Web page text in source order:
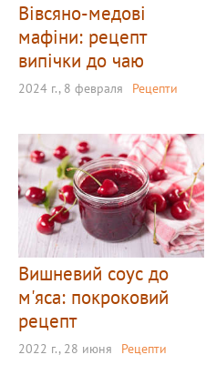
Вівсяно-медові
мафіни: рецепт
випічки до чаю
2024 г., 8 февраля Рецепти
Вишневий соус до
м'яса: покроковий
рецепт
2022 г., 28 июня Рецепти